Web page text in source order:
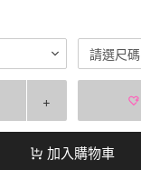
請選尺碼
+
加入購物車